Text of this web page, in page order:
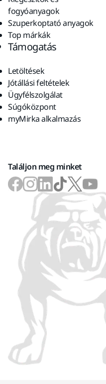
fogyóanyagok
Szuperkoptató anyagok
Top márkák
Támogatás
Letöltések
Jótállási feltételek
Ügyfélszolgálat
Súgóközpont
myMirka alkalmazás
Találjon meg minket